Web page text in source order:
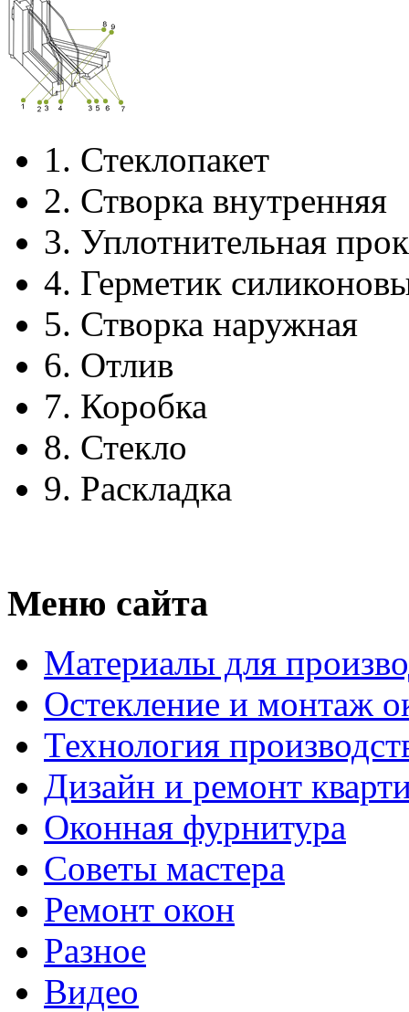
1. Стеклопакет
2. Створка внутренняя
3. Уплотнительная
4. Герметик
5. Створка наружная
6. Отлив
7. Коробка
8. Стекло
9. Раскладка
Меню сайта
Материалы для
Остекление и монтаж
Технология
Дизайн и ремонт
Оконная фурнитура
Советы мастера
Ремонт окон
Разное
Видео